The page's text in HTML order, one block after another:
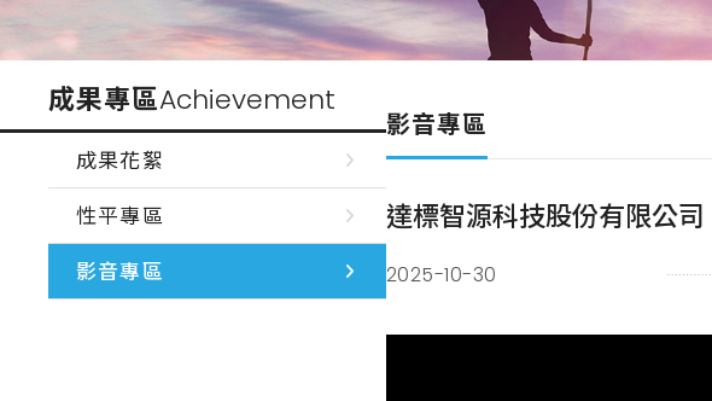
成果專區Achievement
成果花絮
性平專區
影音專區
影音專區
達標智源科技股份有限
2025-10-30